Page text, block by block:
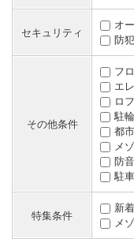
セキュリティ
オ
防
その他条件
フ
エ
ロ
駐
都
メ
防
駐
特集条件
新
メ